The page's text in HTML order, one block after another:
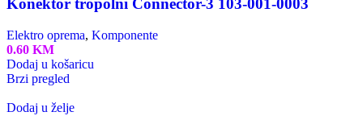
Konektor tropolni Connector-3 103-001-0003
Elektro oprema, Komponente
0.60 KM
Dodaj u košaricu
Brzi pregled
Dodaj u želje